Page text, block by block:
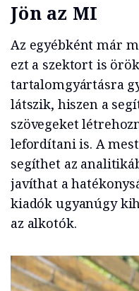
Jön az MI
Az egyébként már
ezt a szektort is
tartalomgyártásra
látszik, hiszen a
szövegeket
lefordítani is. A
segíthet az
javíthat a
kiadók ugyanúgy
az alkotók.